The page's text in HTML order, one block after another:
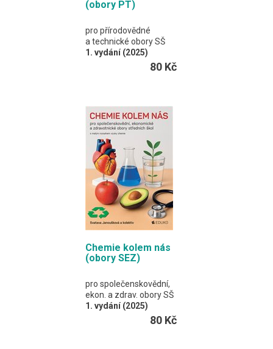
(obory PT)
pro přírodovědné
a technické obory SŠ
1. vydání (2025)
v rozsahu jednoho roku,
1–2 vyučovací hodiny
týdně.
A4 / 72 stran
80 Kč
Chemie kolem nás
(obory SEZ)
pro společenskovědní,
ekon. a zdrav. obory SŠ
1. vydání (2025)
80 Kč